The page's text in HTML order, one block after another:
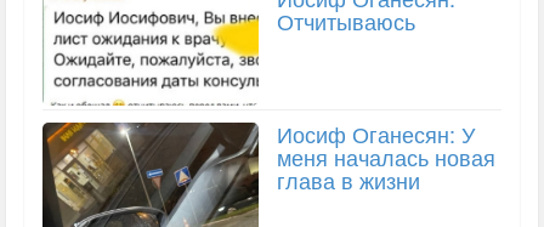
Отчитываюсь
Иосиф Оганесян: У
меня началась новая
глава в жизни